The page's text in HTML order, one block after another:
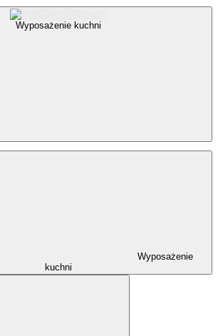
Wyposażenie kuchni
Wyposażenie
kuchni